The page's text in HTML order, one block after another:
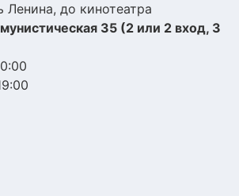
до кинотеатра
35 (2 или 2 вход, 3